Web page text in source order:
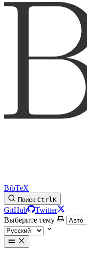
BibTeX
Поиск CtrlK
GitHub
Twitter
Выберите тему